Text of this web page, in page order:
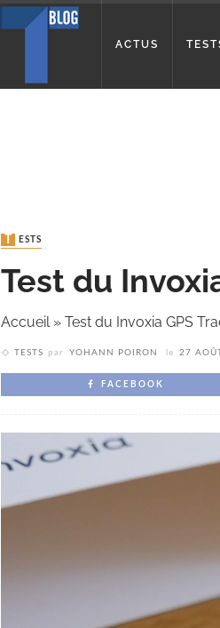
ACTUS
TESTS
Test du
Accueil» Test du Invoxia GPS
TESTS par YOHANN POIRON le 27
FACEBOOK